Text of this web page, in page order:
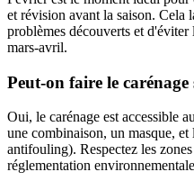
et révision avant la saison. Cela
problèmes découverts et d'éviter
mars-avril.
Peut-on faire le carénage
Oui, le carénage est accessible
une combinaison, un masque, et
antifouling). Respectez les
réglementation